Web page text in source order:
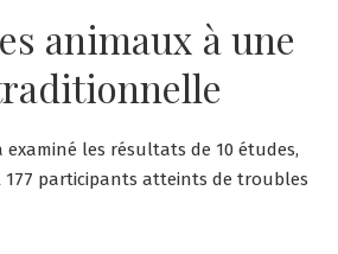
animaux à une
les résultats de 10 études,
participants atteints de troubles